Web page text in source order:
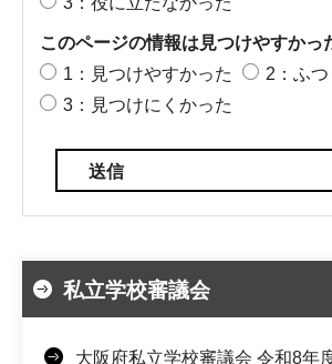
このページの情報は見つけやすかっ
1：見つけやすかった
2：ふつ
3：見つけにくかった
私立学校審議会
大阪府私立学校審議会 令和8年